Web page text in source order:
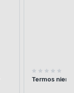
Termos